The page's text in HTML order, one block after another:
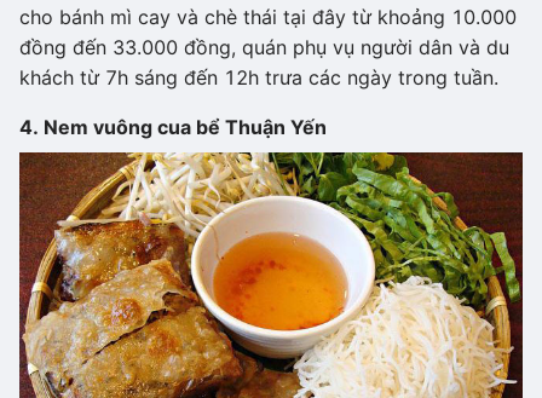
cho bánh mì cay và chè thái tại đây từ khoảng 10.000
đồng đến 33.000 đồng, quán phụ vụ người dân và du
khách từ 7h sáng đến 12h trưa các ngày trong tuần.
4. Nem vuông cua bể Thuận Yến